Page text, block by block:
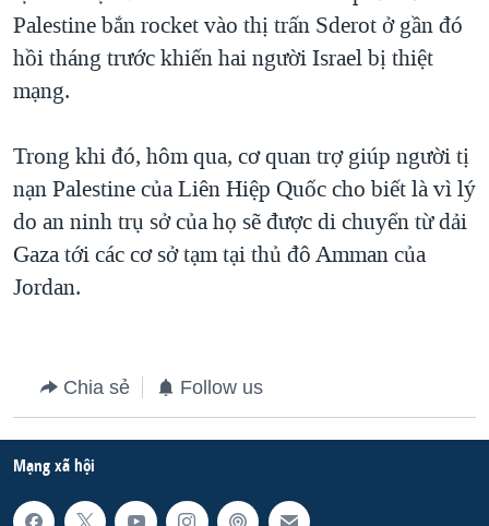
THƯỢNG ĐỈNH TRUMP-KIM TẠI VIỆT NAM
TRỊNH VĨNH BÌNH VS. CHÍNH PHỦ VIỆT NAM
BÊN KIA QUỐC LỘ: TIẾNG VỌNG TỪ NÔNG THÔN MỸ
QUAN HỆ VIỆT MỸ
Palestine bắn rocket vào thị trấn Sderot ở gần đó
hồi tháng trước khiến hai người Israel bị thiệt
mạng.
Trong khi đó, hôm qua, cơ quan trợ giúp người tị
nạn Palestine của Liên Hiệp Quốc cho biết là vì lý
do an ninh trụ sở của họ sẽ được di chuyển từ dải
Gaza tới các cơ sở tạm tại thủ đô Amman của
Jordan.
Chia sẻ Follow us
Mạng xã hội